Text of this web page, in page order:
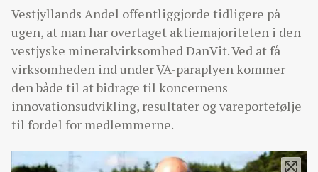
Vestjyllands Andel offentliggjorde tidligere på
ugen, at man har overtaget aktiemajoriteten i den
vestjyske mineralvirksomhed DanVit. Ved at få
virksomheden ind under VA-paraplyen kommer
den både til at bidrage til koncernens
innovationsudvikling, resultater og vareportefølje
til fordel for medlemmerne.